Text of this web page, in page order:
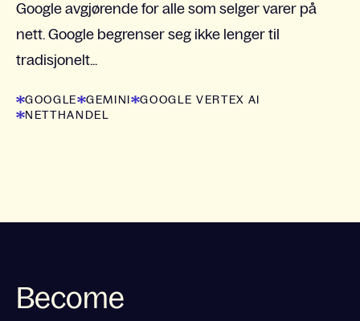
Google avgjørende for alle som selger varer på
nett. Google begrenser seg ikke lenger til
tradisjonelt...
GOOGLE GEMINI
GOOGLE VERTEX AI
NETTHANDEL
Become